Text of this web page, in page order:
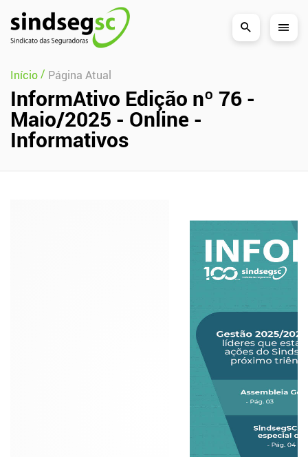
Pular Navegação (s)
Início/ Página Atual
InformAtivo Edição nº 76 -
Maio/2025 - Online -
Informativos